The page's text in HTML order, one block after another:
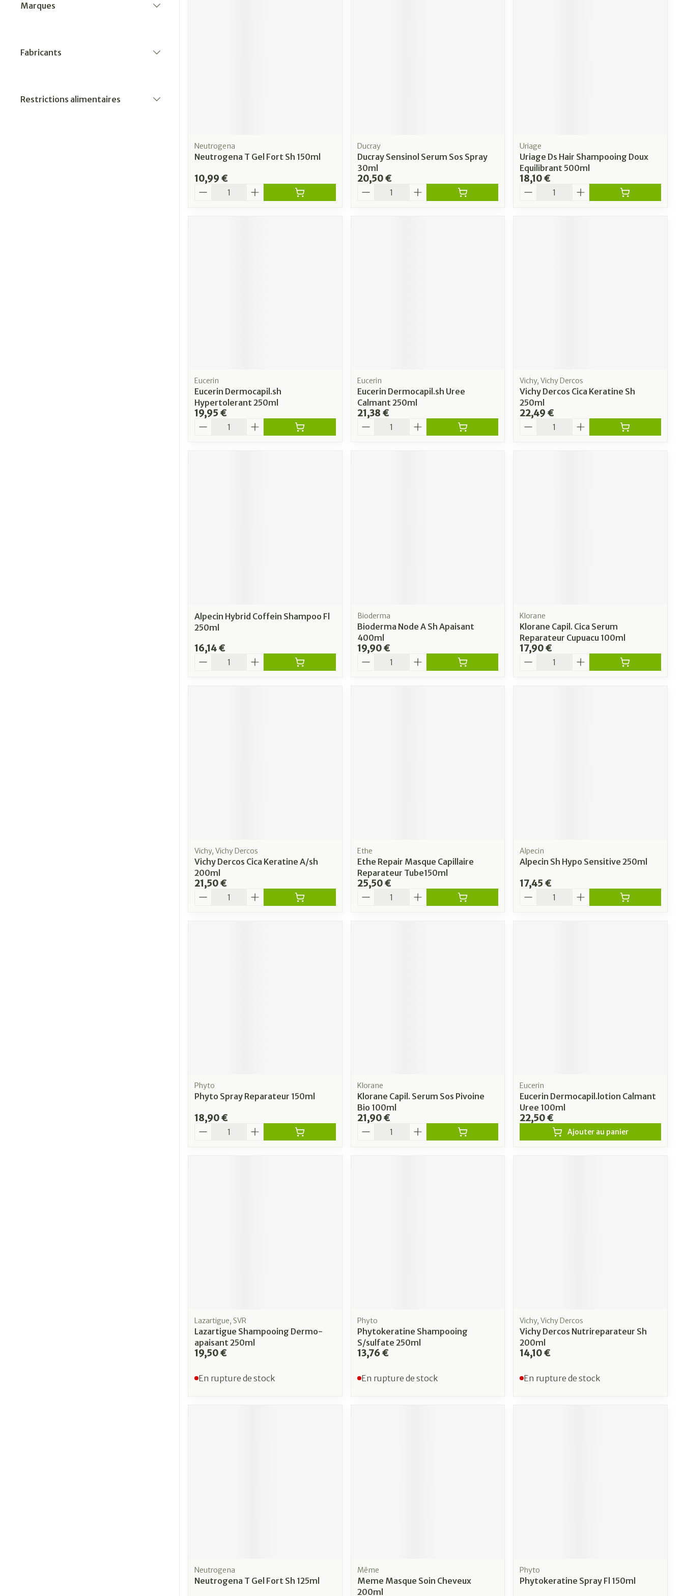
Marques
Fabricants
Restrictions alimentaires
Neutrogena
Neutrogena T Gel Fort Sh 150ml
10,99 €
Quantité
Ducray
Ducray Sensinol Serum Sos Spray
30ml
20,50 €
Quantité
Uriage
Uriage Ds Hair Shampooing Doux
Equilibrant 500ml
18,10 €
Quantité
Eucerin
Eucerin Dermocapil.sh
Hypertolerant 250ml
19,95 €
Quantité
Eucerin
Eucerin Dermocapil.sh Uree
Calmant 250ml
21,38 €
Quantité
Vichy, Vichy Dercos
Vichy Dercos Cica Keratine Sh
250ml
22,49 €
Quantité
Alpecin Hybrid Coffein Shampoo Fl
250ml
16,14 €
Quantité
Bioderma
Bioderma Node A Sh Apaisant
400ml
19,90 €
Quantité
Klorane
Klorane Capil. Cica Serum
Reparateur Cupuacu 100ml
17,90 €
Quantité
Vichy, Vichy Dercos
Vichy Dercos Cica Keratine A/sh
200ml
21,50 €
Quantité
Ethe
Ethe Repair Masque Capillaire
Reparateur Tube150ml
25,50 €
Quantité
Alpecin
Alpecin Sh Hypo Sensitive 250ml
17,45 €
Quantité
Phyto
Phyto Spray Reparateur 150ml
18,90 €
Quantité
Klorane
Klorane Capil. Serum Sos Pivoine
Bio 100ml
21,90 €
Quantité
Eucerin
Eucerin Dermocapil.lotion Calmant
Uree 100ml
22,50 €
Ajouter au panier
Lazartigue, SVR
Lazartigue Shampooing Dermo-
apaisant 250ml
19,50 €
En rupture de stock
Phyto
Phytokeratine Shampooing
S/sulfate 250ml
13,76 €
En rupture de stock
Vichy, Vichy Dercos
Vichy Dercos Nutrireparateur Sh
200ml
14,10 €
En rupture de stock
Neutrogena
Neutrogena T Gel Fort Sh 125ml
Même
Meme Masque Soin Cheveux
200ml
Phyto
Phytokeratine Spray Fl 150ml